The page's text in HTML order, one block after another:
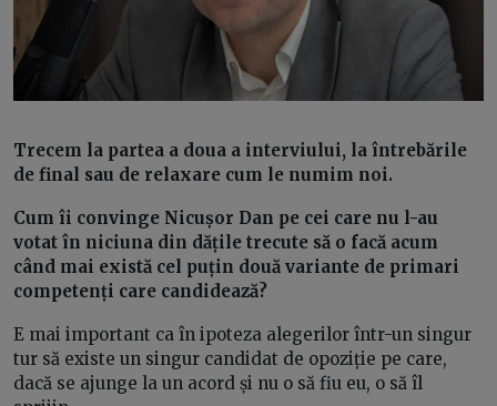
Trecem la partea a doua a interviului, la întrebările
de final sau de relaxare cum le numim noi.
Cum îi convinge Nicușor Dan pe cei care nu l-au
votat în niciuna din dățile trecute să o facă acum
când mai există cel puțin două variante de primari
competenți care candidează?
E mai important ca în ipoteza alegerilor într-un singur
tur să existe un singur candidat de opoziție pe care,
dacă se ajunge la un acord și nu o să fiu eu, o să îl